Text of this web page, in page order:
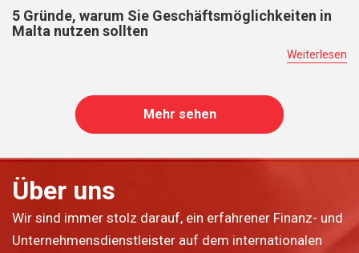
5 Gründe, warum Sie Geschäftsmöglichkeiten in
Malta nutzen sollten
Weiterlesen
Mehr sehen
Über uns
Wir sind immer stolz darauf, ein erfahrener Finanz- und
Unternehmensdienstleister auf dem internationalen